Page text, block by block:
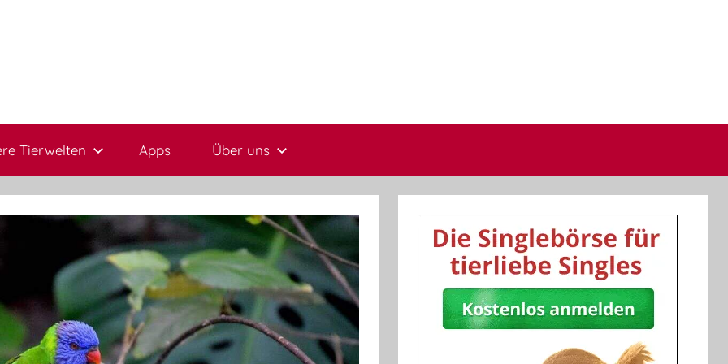
Tierwelten Apps Über uns